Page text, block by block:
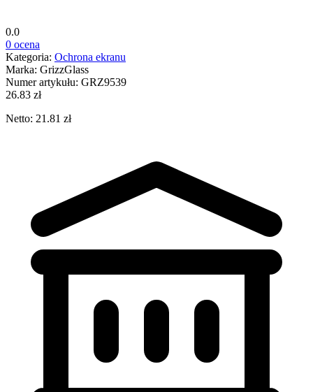
0.0
0 ocena
Kategoria: Ochrona ekranu
Marka: GrizzGlass
Numer artykułu: GRZ9539
26.83 zł
Netto: 21.81 zł